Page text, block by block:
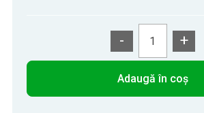
- +
Adaugă în coș